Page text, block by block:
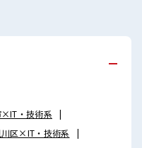
・技術系
区×IT・技術系